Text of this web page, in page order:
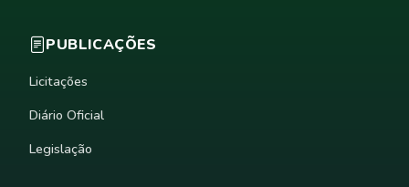
PUBLICAÇÕES
Licitações
Diário Oficial
Legislação